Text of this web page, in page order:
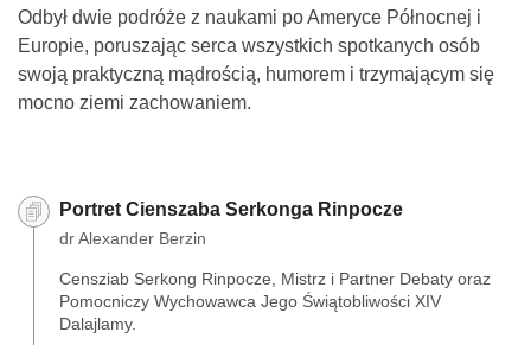
Odbył dwie podróże z naukami po Ameryce Północnej i
Europie, poruszając serca wszystkich spotkanych osób
swoją praktyczną mądrością, humorem i trzymającym się
mocno ziemi zachowaniem.
Portret Cienszaba Serkonga Rinpocze
dr Alexander Berzin
Censziab Serkong Rinpocze, Mistrz i Partner Debaty oraz
Pomocniczy Wychowawca Jego Świątobliwości XIV
Dalajlamy.